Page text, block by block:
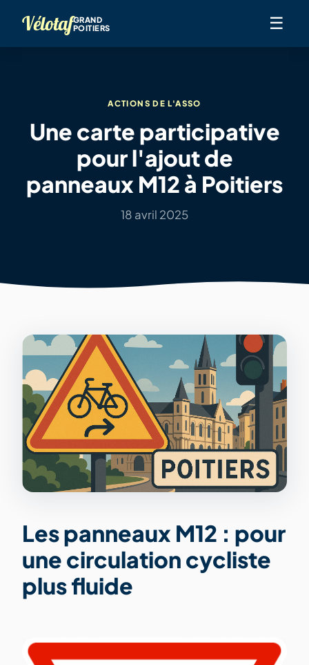
VélotafGRAND
POITIERS
☰
ACTIONS DE L'ASSO
Une carte participative
pour l'ajout de
panneaux M12 à Poitiers
18 avril 2025
Les panneaux M12 : pour
une circulation cycliste
plus fluide